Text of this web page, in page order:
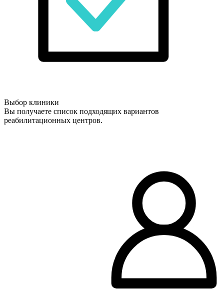
Выбор клиники
Вы получаете список подходящих вариантов
реабилитационных центров.